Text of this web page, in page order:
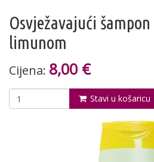
Osvježavajući
limunom
Cijena: 8,00 €
Stavi u košaricu